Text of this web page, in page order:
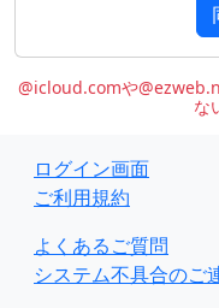
@icloud.comや
な
ログイン画面
ご利用規約
よくあるご質問
システム不具合のご